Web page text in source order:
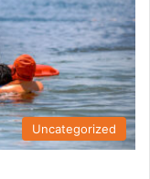
Uncategorized